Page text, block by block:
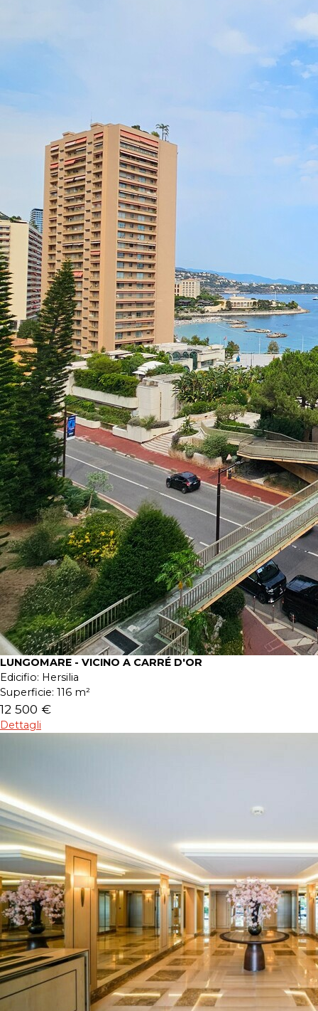
LUNGOMARE - VICINO A CARRÉ D'OR
Edicifio: Hersilia
Superficie: 116 m²
12 500 €
Dettagli